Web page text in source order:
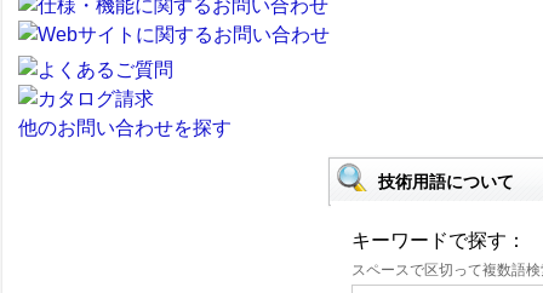
他のお問い合わせを探す
技術用語について
キーワードで探す：
スペースで区切って複数語